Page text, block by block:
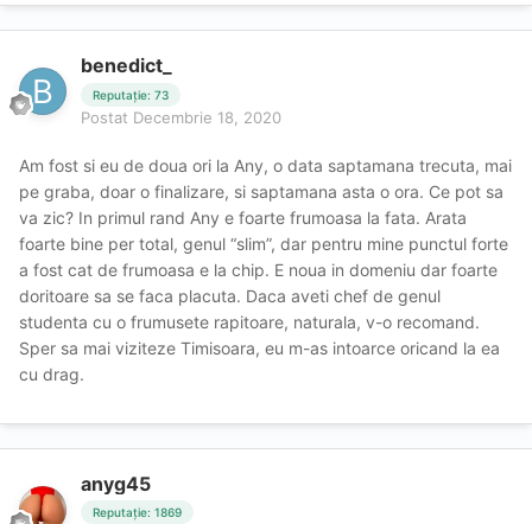
benedict_
Reputație: 73
Postat Decembrie 18, 2020
Am fost si eu de doua ori la Any, o data saptamana trecuta, mai
pe graba, doar o finalizare, si saptamana asta o ora. Ce pot sa
va zic? In primul rand Any e foarte frumoasa la fata. Arata
foarte bine per total, genul “slim”, dar pentru mine punctul forte
a fost cat de frumoasa e la chip. E noua in domeniu dar foarte
doritoare sa se faca placuta. Daca aveti chef de genul
studenta cu o frumusete rapitoare, naturala, v-o recomand.
Sper sa mai viziteze Timisoara, eu m-as intoarce oricand la ea
cu drag.
anyg45
Reputație: 1869